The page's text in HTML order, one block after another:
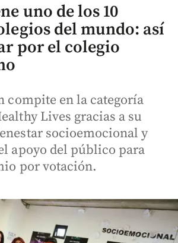
uno de los 10
del mundo: así
por el colegio
compite en la categoría
Lives gracias a su
socioemocional y
apoyo del público para
por votación.